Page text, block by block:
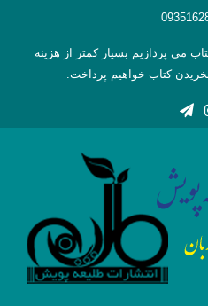
می پردازیم بسیار کمتر از هزینه
کتاب خواهیم پرداخت.